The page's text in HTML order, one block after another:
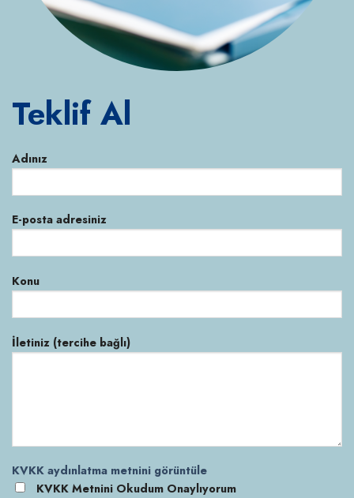
Teklif Al
Adınız
E-posta adresiniz
Konu
İletiniz (tercihe bağlı)
KVKK aydınlatma metnini görüntüle
KVKK Metnini Okudum Onaylıyorum